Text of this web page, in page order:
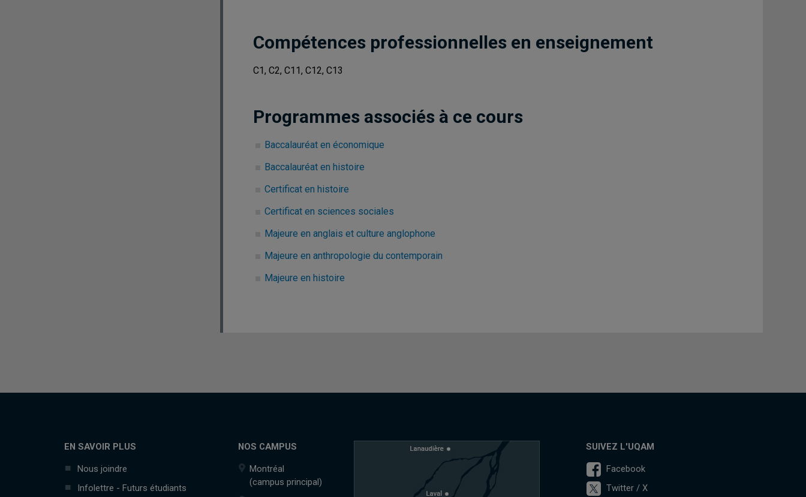
Compétences professionnelles en enseignement
C1, C2, C11, C12, C13
Programmes associés à ce cours
Baccalauréat en économique
Baccalauréat en histoire
Certificat en histoire
Certificat en sciences sociales
Majeure en anglais et culture anglophone
Majeure en anthropologie du contemporain
Majeure en histoire
EN SAVOIR PLUS
Nous joindre
Infolettre - Futurs étudiants
NOS CAMPUS
Montréal
(campus principal)
SUIVEZ L'UQAM
Facebook
Twitter / X